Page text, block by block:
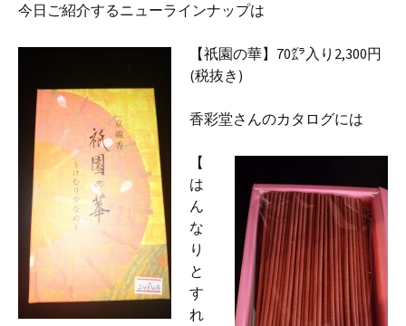
今日ご紹介するニューラインナップは
【祇園の華】70㌘入り2,300円
(税抜き)
香彩堂さんのカタログには
【
は
ん
な
り
と
す
れ